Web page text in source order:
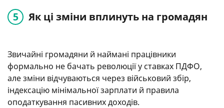
Як ці зміни вплинуть на громадян
Звичайні громадяни й наймані працівники
формально не бачать революції у ставках ПДФО,
але зміни відчуваються через військовий збір,
індексацію мінімальної зарплати й правила
оподаткування пасивних доходів.